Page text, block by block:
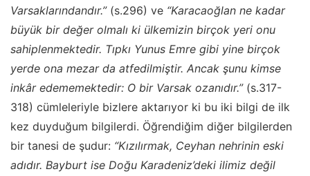
Varsaklarındandır.”(s.296) ve “Karacaoğlan ne kadar
büyük bir değer olmalı ki ülkemizin birçok yeri onu
sahiplenmektedir. Tıpkı Yunus Emre gibi yine birçok
yerde ona mezar da atfedilmiştir. Ancak şunu kimse
inkâr edememektedir: O bir Varsak ozanıdır.”(s.317-
318) cümleleriyle bizlere aktarıyor ki bu iki bilgi de ilk
kez duyduğum bilgilerdi. Öğrendiğim diğer bilgilerden
bir tanesi de şudur: “Kızılırmak, Ceyhan nehrinin eski
adıdır. Bayburt ise Doğu Karadeniz’deki ilimiz değil